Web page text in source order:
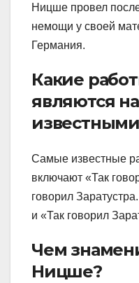
Ницше провел
немощи у своей
Германия.
Какие
являются
Самые известные
включают «Так
говорил
и «Так говорил
Чем
Ницше?